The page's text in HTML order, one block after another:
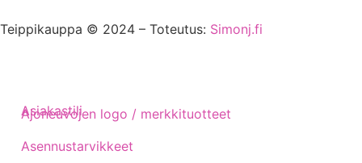
Teippikauppa © 2024 – Toteutus: Simonj.fi
Ajoneuvojen logo / merkkituotteet
Asennustarvikkeet
Asiakastili